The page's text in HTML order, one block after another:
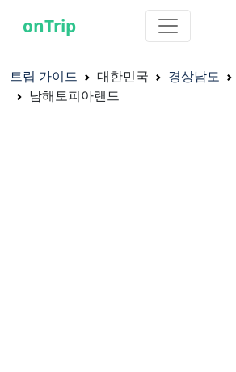
onTrip
트립 가이드 대한민국 경상남도
남해토피아랜드